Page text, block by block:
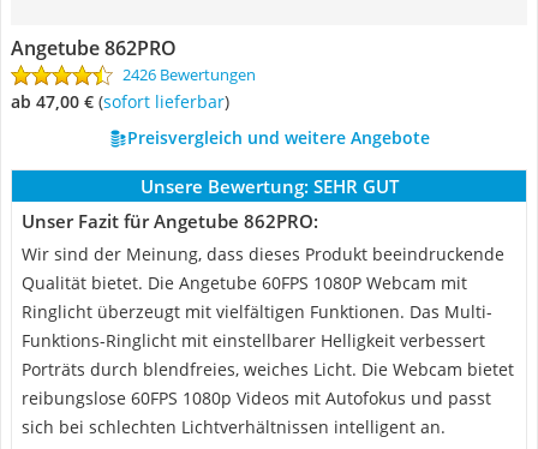
Angetube 862PRO
2426 Bewertungen
ab 47,00 € ( Sofort lieferbar)
Preisvergleich und weitere Angebote
Unsere Bewertung: SEHR GUT
Unser Fazit für Angetube 862PRO:
Wir sind der Meinung, dass dieses Produkt beeindruckende
Qualität bietet. Die Angetube 60FPS 1080P Webcam mit
Ringlicht überzeugt mit vielfältigen Funktionen. Das Multi-
Funktions-Ringlicht mit einstellbarer Helligkeit verbessert
Porträts durch blendfreies, weiches Licht. Die Webcam bietet
reibungslose 60FPS 1080p Videos mit Autofokus und passt
sich bei schlechten Lichtverhältnissen intelligent an.